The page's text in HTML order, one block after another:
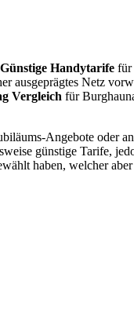
Günstige Handytarife für
ausgeprägtes Netz
Vergleich für
Angebote oder
günstige Tarife,
haben, welcher